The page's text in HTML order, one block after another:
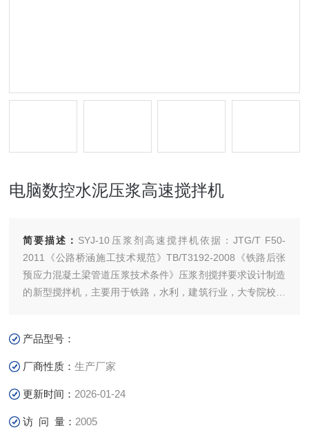
电脑数控水泥压浆高速搅拌机
简要描述： SYJ-10压浆剂高速搅拌机依据：JTG/T F50-
2011《公路桥涵施工技术规范》TB/T3192-2008《铁路后张
预应力混凝土梁管道压浆技术条件》压浆剂搅拌要求设计制造
的新型搅拌机，主要用于铁路，水利，建筑行业，大专院校、
高、操作方便等特点。
产品型号：
厂商性质：生产厂家
更新时间： 2026-01-24
访 问 量： 2005